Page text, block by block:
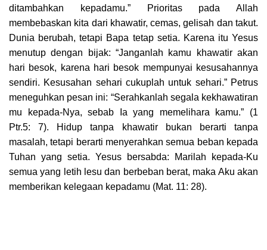
ditambahkan kepadamu.” Prioritas pada Allah
membebaskan kita dari khawatir, cemas, gelisah dan takut.
Dunia berubah, tetapi Bapa tetap setia. Karena itu Yesus
menutup dengan bijak: “Janganlah kamu khawatir akan
hari besok, karena hari besok mempunyai kesusahannya
sendiri. Kesusahan sehari cukuplah untuk sehari.” Petrus
meneguhkan pesan ini: “Serahkanlah segala kekhawatiran
mu kepada-Nya, sebab Ia yang memelihara kamu.” (1
Ptr.5: 7). Hidup tanpa khawatir bukan berarti tanpa
masalah, tetapi berarti menyerahkan semua beban kepada
Tuhan yang setia. Yesus bersabda: Marilah kepada-Ku
semua yang letih lesu dan berbeban berat, maka Aku akan
memberikan kelegaan kepadamu (Mat. 11: 28).